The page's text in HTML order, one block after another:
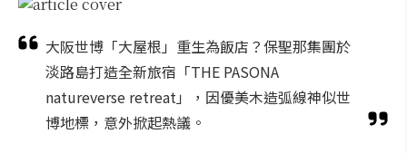
大阪世博「大屋根」重生為飯店？保聖那集團於
淡路島打造全新旅宿「THE PASONA
natureverse retreat」，因優美木造弧線神似世
博地標，意外掀起熱議。